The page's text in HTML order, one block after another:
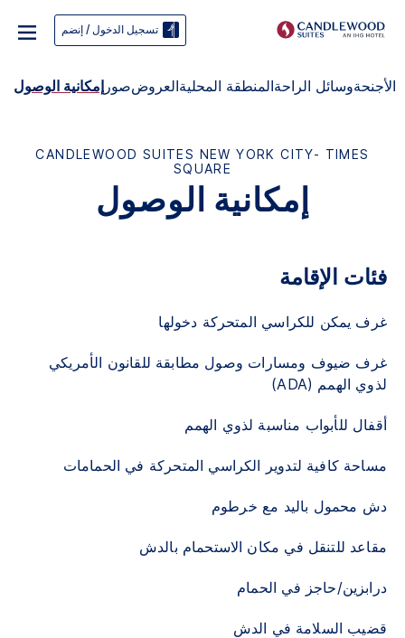
تسجيل الدخول / إنضم
الأجنحةوسائل الراحةالمنطقة المحليةالعروضصور إمكانية الوصول
CANDLEWOOD SUITES NEW YORK CITY- TIMES
SQUARE
إمكانية الوصول
فئات الإقامة
غرف يمكن للكراسي المتحركة دخولها
غرف ضيوف ومسارات وصول مطابقة للقانون الأمريكي
لذوي الهمم (ADA)
أقفال للأبواب مناسبة لذوي الهمم
مساحة كافية لتدوير الكراسي المتحركة في الحمامات
دش محمول باليد مع خرطوم
مقاعد للتنقل في مكان الاستحمام بالدش
درابزين/حاجز في الحمام
قضيب السلامة في الدش